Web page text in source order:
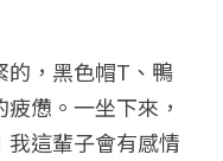
的，黑色帽T、鴨
憊。一坐下來，
這輩子會有感情